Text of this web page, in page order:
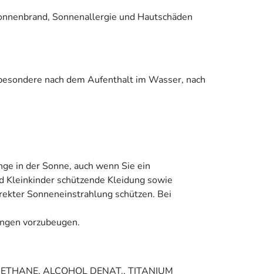
Sonnenallergie und Hautschäden
nach dem Aufenthalt im Wasser, nach
in der Sonne, auch wenn Sie ein
Kleinkinder schützende Kleidung sowie
Sonneneinstrahlung schützen. Bei
vorzubeugen.
ALCOHOL DENAT., TITANIUM